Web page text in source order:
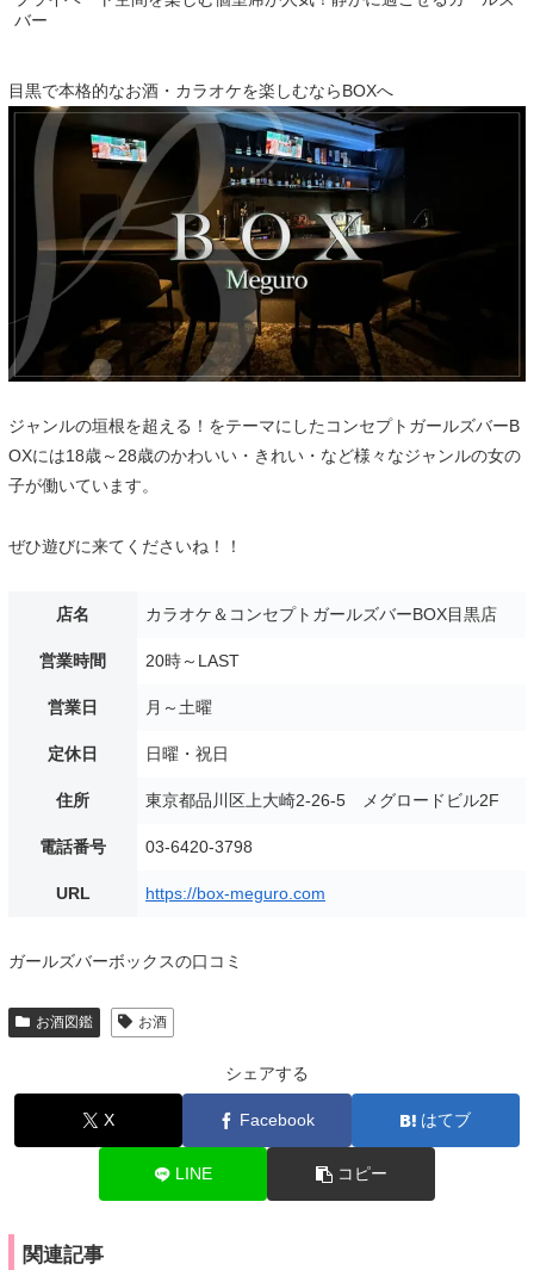
バー
目黒で本格的なお酒・カラオケを楽しむならBOXへ
ジャンルの垣根を超える！をテーマにしたコンセプトガールズバーB
OXには18歳～28歳のかわいい・きれい・など様々なジャンルの女の
子が働いています。
ぜひ遊びに来てくださいね！！
店名 カラオケ＆コンセプトガールズバーBOX目黒店
営業時間 20時～LAST
営業日 月～土曜
定休日 日曜・祝日
住所 東京都品川区上大崎2-26-5 メグロードビル2F
電話番号 03-6420-3798
URL https://box-meguro.com
ガールズバーボックスの口コミ
お酒図鑑 お酒
シェアする
X Facebook はてブ
LINE コピー
関連記事